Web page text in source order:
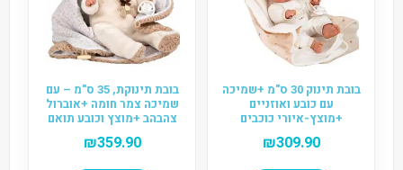
בובת תינוק 30 ס"מ +שמיכה
עם כובע ואוזניים
+מוצץ-איורי כוכבים
"NATAL"
₪309.90
בובת תינוקת, 35 ס"מ – עם
שמיכה צמר חומה +אוברול
צהבהב +מוצץ וכובע תואם
לשמיכה "Babyto Marron"
₪359.90